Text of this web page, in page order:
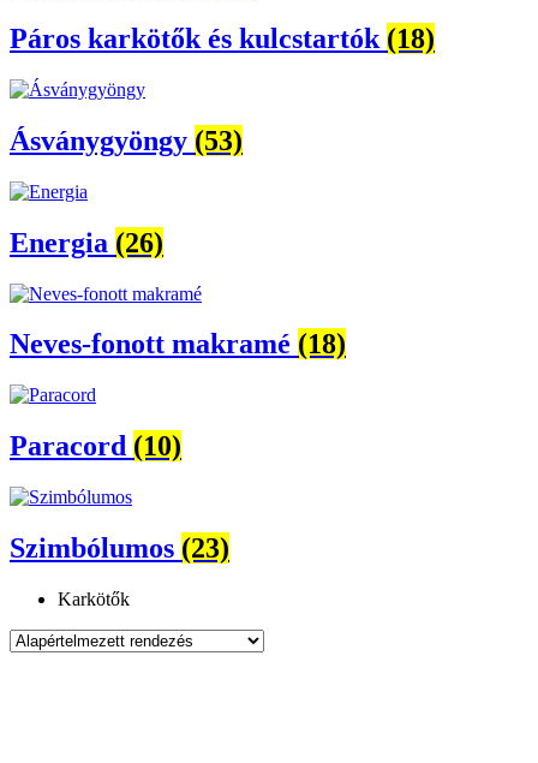
Páros karkötők és kulcstartók (18)
Ásványgyöngy (53)
Energia (26)
Neves-fonott makramé (18)
Paracord (10)
Szimbólumos (23)
Karkötők